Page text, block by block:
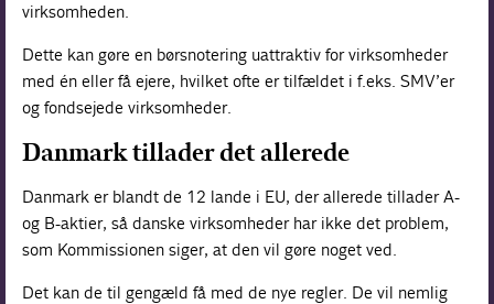
virksomheden.
Dette kan gøre en børsnotering uattraktiv for virksomheder
med én eller få ejere, hvilket ofte er tilfældet i f.eks. SMV’er
og fondsejede virksomheder.
Danmark tillader det allerede
Danmark er blandt de 12 lande i EU, der allerede tillader A-
og B-aktier, så danske virksomheder har ikke det problem,
som Kommissionen siger, at den vil gøre noget ved.
Det kan de til gengæld få med de nye regler. De vil nemlig